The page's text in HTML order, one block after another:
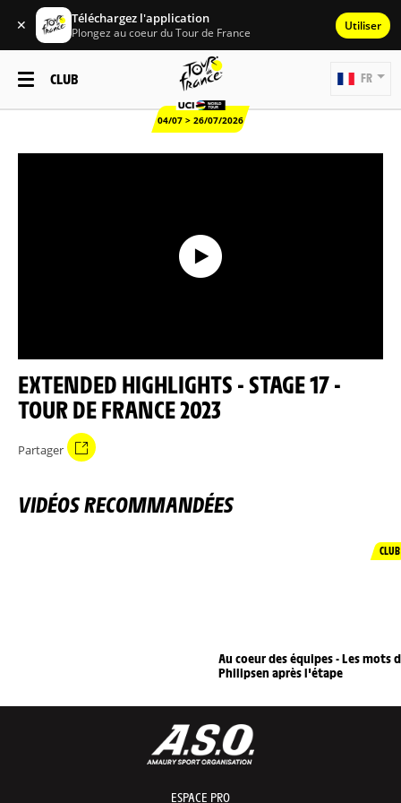
✕ Téléchargez l'application
Plongez au coeur du Tour de France Utiliser
CLUB
04/07 > 26/07/2026
FR
EXTENDED HIGHLIGHTS - STAGE 17 -
TOUR DE FRANCE 2023
Partager
VIDÉOS RECOMMANDÉES
CLUB
Au coeur des équipes - Les mots
Philipsen après l'étape
ESPACE PRO